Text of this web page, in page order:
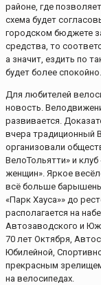
районе, где
схема будет
городском бюджете
средства, то
а значит, ездить по
будет более спокойно.
Для любителей
новость.
развивается.
вчера традиционный
организовали
ВелоТольятти» и
женщин». Яркое
всё больше
«Парк Хауса»» до
располагается на
Автозаводского и
70 лет Октября,
Юбилейной,
прекрасным
на велосипедах.